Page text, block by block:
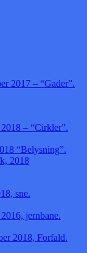
2017 – “Gader”.
– “Cirkler”.
“Belysning”.
2018
sne.
jernbane.
2018, Forfald.